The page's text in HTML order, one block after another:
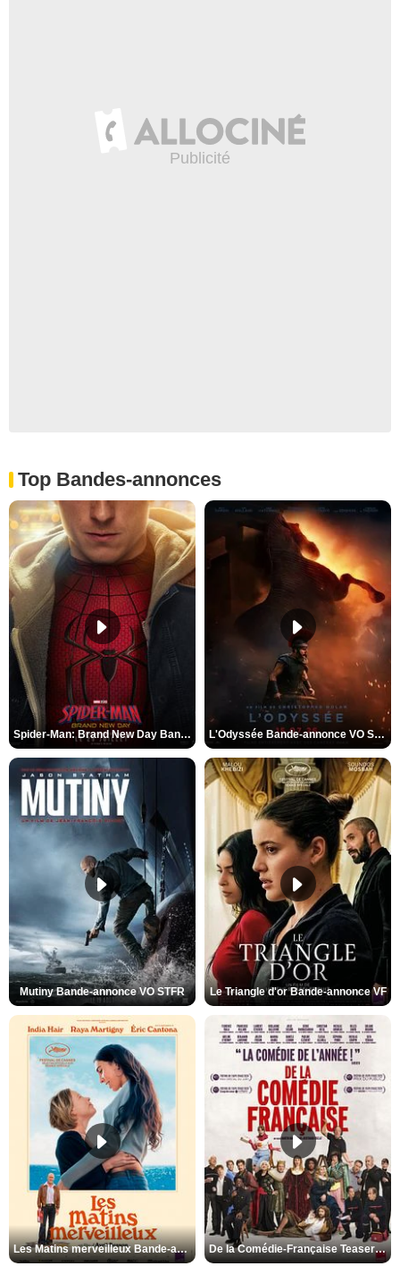
Top Bandes-annonces
Spider-Man: Brand New Day Bande-annonce VO STFR L'Odyssée Bande-annonce VO STFR
Mutiny Bande-annonce VO STFR Le Triangle d'or Bande-annonce VF
Les Matins merveilleux Bande-annonce VF De la Comédie-Française Teaser VF